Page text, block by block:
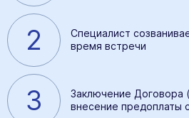
2
Специалист
время встречи
3
Заключение Договора
внесение предоплаты